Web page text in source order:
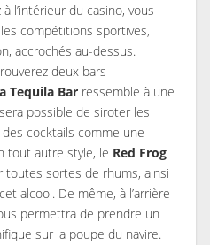
l’intérieur du casino, vous
compétitions sportives,
accrochés au-dessus.
deux bars
Tequila Bar ressemble à une
possible de siroter les
cocktails comme une
tout autre style, le Red Frog
toutes sortes de rhums, ainsi
alcool. De même, à l’arrière
permettra de prendre un
sur la poupe du navire.